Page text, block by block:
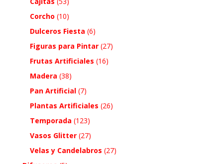
Corcho (10)
Dulceros Fiesta (6)
Figuras para Pintar (27)
Frutas Artificiales (16)
Madera (38)
Pan Artificial (7)
Plantas Artificiales (26)
Temporada (123)
Vasos Glitter (27)
Velas y Candelabros (27)